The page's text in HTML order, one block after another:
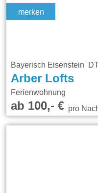
merken
Bayerisch Eisenstein
Arber Lofts
Ferienwohnung
ab 100,- €pro